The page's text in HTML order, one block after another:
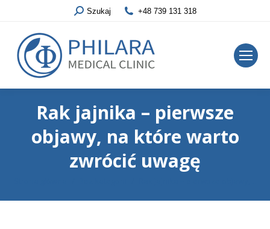
Szukaj +48 739 131 318
Rak jajnika – pierwsze
objawy, na które warto
zwrócić uwagę